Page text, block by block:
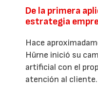
De la primera
estrategia
Hace
Hürne inició su
artificial con el
atención al